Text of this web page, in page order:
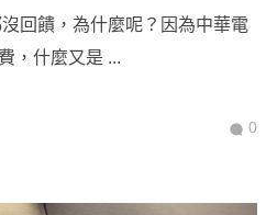
回饋，為什麼呢？因為中華電
，什麼又是 ...
0